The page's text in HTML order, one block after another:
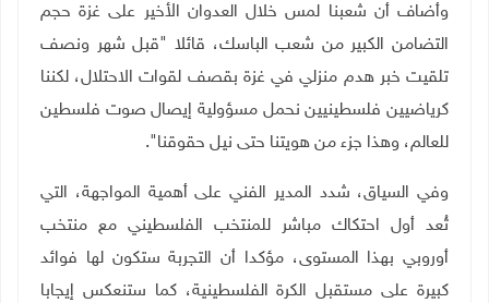
وأضاف أن شعبنا لمس خلال العدوان الأخير على غزة حجم
التضامن الكبير من شعب الباسك، قائلا "قبل شهر ونصف
تلقيت خبر هدم منزلي في غزة بقصف لقوات الاحتلال، لكننا
كرياضيين فلسطينيين نحمل مسؤولية إيصال صوت فلسطين
للعالم، وهذا جزء من هويتنا حتى نيل حقوقنا".
وفي السياق، شدد المدير الفني على أهمية المواجهة، التي
تُعد أول احتكاك مباشر للمنتخب الفلسطيني مع منتخب
أوروبي بهذا المستوى، مؤكدا أن التجربة ستكون لها فوائد
كبيرة على مستقبل الكرة الفلسطينية، كما ستنعكس إيجابا